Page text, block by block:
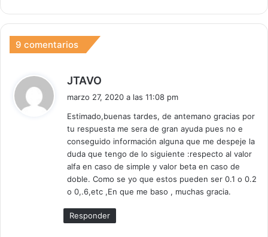
dIn
9 comentarios
JTAVO
e
:
marzo 27, 2020 a las 11:08 pm
Estimado,buenas tardes, de antemano gracias por
tu respuesta me sera de gran ayuda pues no e
conseguido información alguna que me despeje la
duda que tengo de lo siguiente :respecto al valor
alfa en caso de simple y valor beta en caso de
doble. Como se yo que estos pueden ser 0.1 o 0.2
o 0,.6,etc ,En que me baso , muchas gracia.
Responder